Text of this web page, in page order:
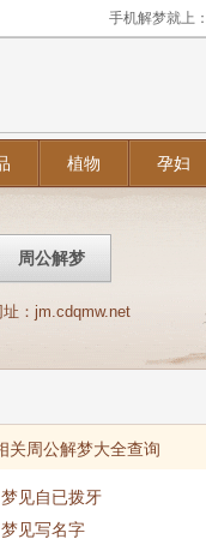
手机解梦就上：
植物 孕妇
：jm.cdqmw.net
关周公解梦大全查询
梦见自已拨牙
梦见写名字